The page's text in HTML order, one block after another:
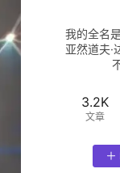
我的全名
亚然道夫·
3.2K
文章